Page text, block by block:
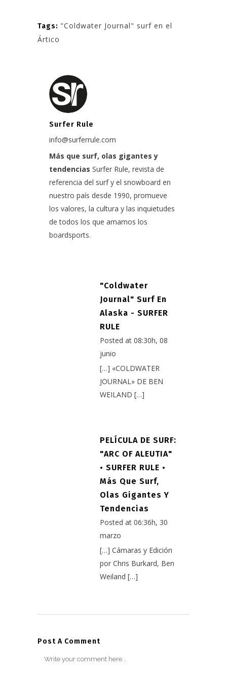
Tags: "Coldwater Journal" surf en el
Ártico
Surfer Rule
info@surferrule.com
Más que surf, olas gigantes y
tendencias Surfer Rule, revista de
referencia del surf y el snowboard en
nuestro país desde 1990, promueve
los valores, la cultura y las inquietudes
de todos los que amamos los
boardsports.
"Coldwater
Journal" Surf En
Alaska - SURFER
RULE
Posted at 08:30h, 08
junio
[…] «COLDWATER
JOURNAL» DE BEN
WEILAND […]
PELÍCULA DE SURF:
"ARC OF ALEUTIA"
• SURFER RULE •
Más Que Surf,
Olas Gigantes Y
Tendencias
Posted at 06:36h, 30
marzo
[…] Cámaras y Edición
por Chris Burkard, Ben
Weiland […]
Post A Comment